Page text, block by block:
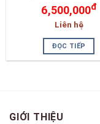
6,500,000đ
Liên hệ
ĐỌC TIẾP
GIỚI THIỆU